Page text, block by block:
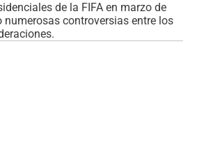
de la FIFA en marzo de
numerosas controversias entre los